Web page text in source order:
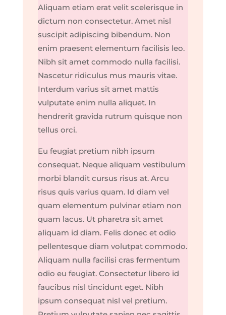
Aliquam etiam erat velit scelerisque in
dictum non consectetur. Amet nisl
suscipit adipiscing bibendum. Non
enim praesent elementum facilisis leo.
Nibh sit amet commodo nulla facilisi.
Nascetur ridiculus mus mauris vitae.
Interdum varius sit amet mattis
vulputate enim nulla aliquet. In
hendrerit gravida rutrum quisque non
tellus orci.
Eu feugiat pretium nibh ipsum
consequat. Neque aliquam vestibulum
morbi blandit cursus risus at. Arcu
risus quis varius quam. Id diam vel
quam elementum pulvinar etiam non
quam lacus. Ut pharetra sit amet
aliquam id diam. Felis donec et odio
pellentesque diam volutpat commodo.
Aliquam nulla facilisi cras fermentum
odio eu feugiat. Consectetur libero id
faucibus nisl tincidunt eget. Nibh
ipsum consequat nisl vel pretium.